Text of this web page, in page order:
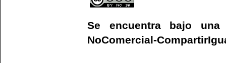
Se encuentra bajo
NoComercial-